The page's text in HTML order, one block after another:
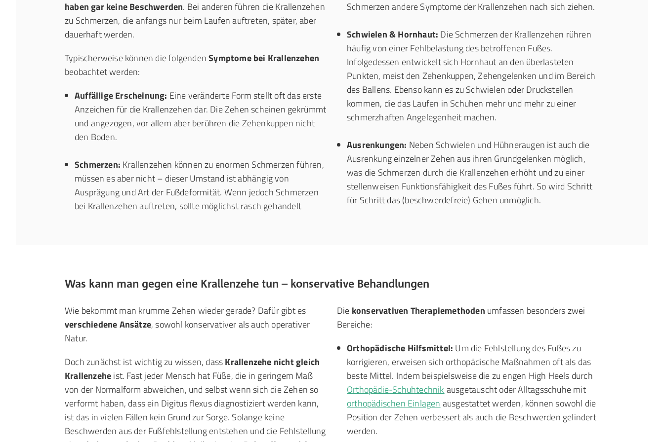
haben gar keine Beschwerden. Bei anderen führen die Krallenzehen
zu Schmerzen, die anfangs nur beim Laufen auftreten, später, aber
dauerhaft werden.
Typischerweise können die folgendenSymptome bei Krallenzehen
beobachtet werden:
Auffällige Erscheinung: Eine veränderte Form stellt oft das erste
Anzeichen für die Krallenzehen dar. Die Zehen scheinen gekrümmt
und angezogen, vor allem aber berühren die Zehenkuppen nicht
den Boden.
Schmerzen: Krallenzehen können zu enormen Schmerzen führen,
müssen es aber nicht – dieser Umstand ist abhängig von
Ausprägung und Art der Fußdeformität. Wenn jedoch Schmerzen
bei Krallenzehen auftreten, sollte möglichst rasch gehandelt
Schmerzen andere Symptome der Krallenzehen nach sich ziehen.
Schwielen & Hornhaut: Die Schmerzen der Krallenzehen rühren
häufig von einer Fehlbelastung des betroffenen Fußes.
Infolgedessen entwickelt sich Hornhaut an den überlasteten
Punkten, meist den Zehenkuppen, Zehengelenken und im Bereich
des Ballens. Ebenso kann es zu Schwielen oder Druckstellen
kommen, die das Laufen in Schuhen mehr und mehr zu einer
schmerzhaften Angelegenheit machen.
Ausrenkungen: Neben Schwielen und Hühneraugen ist auch die
Ausrenkung einzelner Zehen aus ihren Grundgelenken möglich,
was die Schmerzen durch die Krallenzehen erhöht und zu einer
stellenweisen Funktionsfähigkeit des Fußes führt. So wird Schritt
für Schritt das (beschwerdefreie) Gehen unmöglich.
Was kann man gegen eine Krallenzehe tun – konservative Behandlungen
Wie bekommt man krumme Zehen wieder gerade? Dafür gibt es
verschiedene Ansätze, sowohl konservativer als auch operativer
Natur.
Doch zunächst ist wichtig zu wissen, dassKrallenzehe nicht gleich
Krallenzeheist. Fast jeder Mensch hat Füße, die in geringem Maß
von der Normalform abweichen, und selbst wenn sich die Zehen so
verformt haben, dass ein Digitus flexus diagnostiziert werden kann,
ist das in vielen Fällen kein Grund zur Sorge. Solange keine
Beschwerden aus der Fußfehlstellung entstehen und die Fehlstellung
Die konservativen Therapiemethoden umfassen besonders zwei
Bereiche:
Orthopädische Hilfsmittel: Um die Fehlstellung des Fußes zu
korrigieren, erweisen sich orthopädische Maßnahmen oft als das
beste Mittel. Indem beispielsweise die zu engen High Heels durch
Orthopädie-Schuhtechnik ausgetauscht oder Alltagsschuhe mit
orthopädischen Einlagen ausgestattet werden, können sowohl die
Position der Zehen verbessert als auch die Beschwerden gelindert
werden.